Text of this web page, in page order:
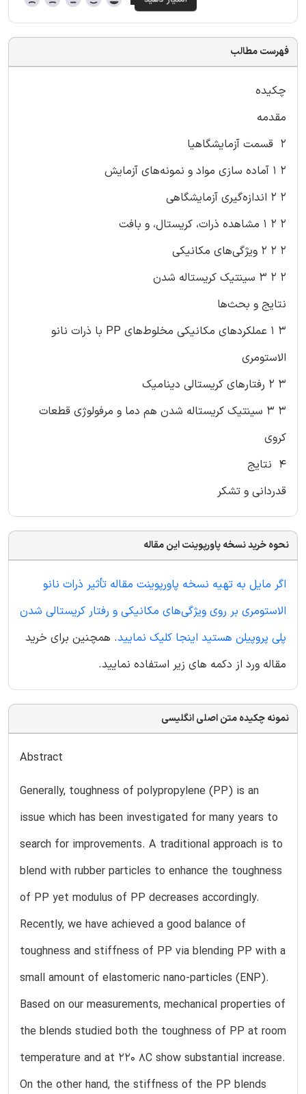
فهرست مطالب
چکیده
مقدمه
۲ قسمت آزمایشگاهیا
۲ ۱ آماده سازی مواد و نمونه‌های آزمایش
۲ ۲ اندازه‌گیری آزمایشگاهی
۲ ۲ ۱ مشاهده ذرات، کریستال، و بافت
۲ ۲ ۲ ویژگی‌های مکانیکی
۲ ۲ ۳ سینتیک کریستاله شدن
نتایج و بحث‌ها
۳ ۱ عملکردهای مکانیکی مخلوط‌های PP با ذرات نانو
الاستومری
۳ ۲ رفتارهای کریستالی دینامیک
۳ ۳ سینتیک کریستاله شدن هم دما و مرفولوژی قطعات
کروی
۴ نتایج
قدردانی و تشکر
نحوه خرید نسخه پاورپوینت این مقاله
اگر مایل به تهیه نسخه پاورپوینت مقاله تأثیر ذرات نانو
الاستومری بر روی ویژگی‌های مکانیکی و رفتار کریستالی شدن
پلی پروپیلن هستید اینجا کلیک نمایید. همچنین برای خرید
مقاله ورد از دکمه های زیر استفاده نمایید.
نمونه چکیده متن اصلی انگلیسی
Abstract
Generally, toughness of polypropylene (PP) is an
issue which has been investigated for many years to
search for improvements. A traditional approach is to
blend with rubber particles to enhance the toughness
of PP yet modulus of PP decreases accordingly.
Recently, we have achieved a good balance of
toughness and stiffness of PP via blending PP with a
small amount of elastomeric nano-particles (ENP).
Based on our measurements, mechanical properties of
the blends studied both the toughness of PP at room
temperature and at 220 8C show substantial increase.
On the other hand, the stiffness of the PP blends